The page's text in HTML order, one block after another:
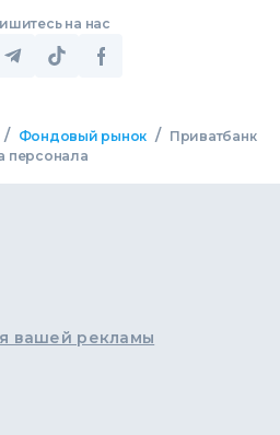
на нас
/ Фондовый рынок /
Приватбанк
персонала
вашей рекламы